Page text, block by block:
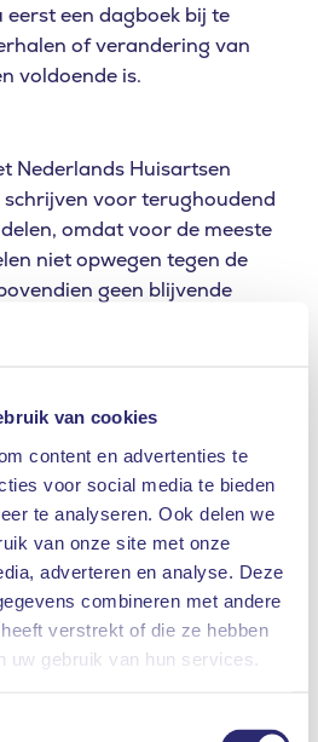
van cookies
content en advertenties te
voor social media te bieden
te analyseren. Ook delen we
van onze site met onze
adverteren en analyse. Deze
combineren met andere
verstrekt of die ze hebben
uw gebruik van hun services.
u naar op zoek
een dagboek bij te
of verandering van
voldoende is.
Nederlands Huisartsen
schrijven voor terughoudend
omdat voor de meeste
niet opwegen tegen de
geen blijvende
alleen bij patiënten met
lijdensdruk. Schrijf in
slaapmedicatie
erg slecht slaapt, er geen
uw klachten uw dagelijkse
u zwanger of geeft u
aan slaapapneu, ademt u
of heeft u een
geen slaapmedicijnen